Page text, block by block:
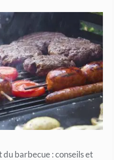
barbecue : conseils et